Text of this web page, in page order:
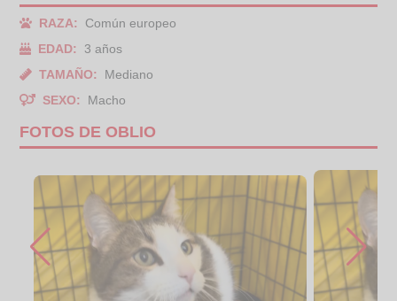
RAZA:
Común europeo
EDAD:
3 años
TAMAÑO:
Mediano
SEXO:
Macho
FOTOS DE OBLIO